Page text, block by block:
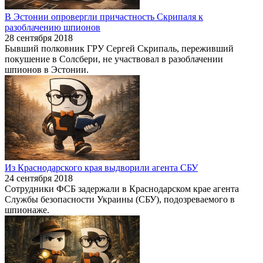
В Эстонии опровергли причастность Скрипаля к
разоблачению шпионов
28 сентября 2018
Бывший полковник ГРУ Сергей Скрипаль, переживший
покушение в Солсбери, не участвовал в разоблачении
шпионов в Эстонии.
Из Краснодарского края выдворили агента СБУ
24 сентября 2018
Сотрудники ФСБ задержали в Краснодарском крае агента
Службы безопасности Украины (СБУ), подозреваемого в
шпионаже.